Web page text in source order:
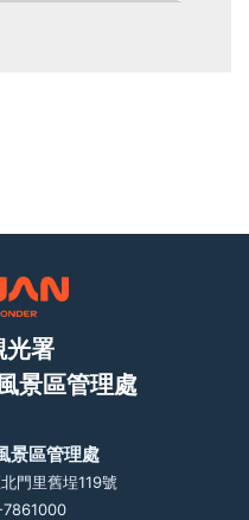
光署
景區管理處
景區管理處
門里舊埕119號